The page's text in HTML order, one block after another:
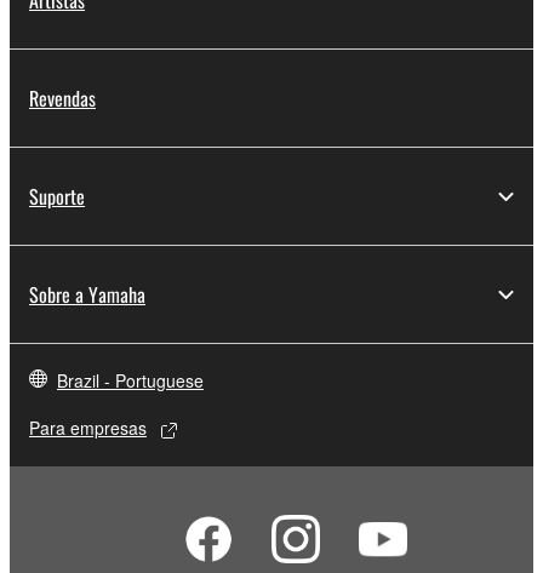
Revendas
Suporte
Sobre a Yamaha
Brazil - Portuguese
Para empresas